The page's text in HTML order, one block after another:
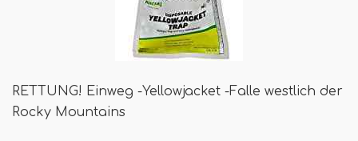
RETTUNG! Einweg -Yellowjacket -Falle westlich der
Rocky Mountains